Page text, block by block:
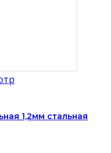
1,2мм стальная